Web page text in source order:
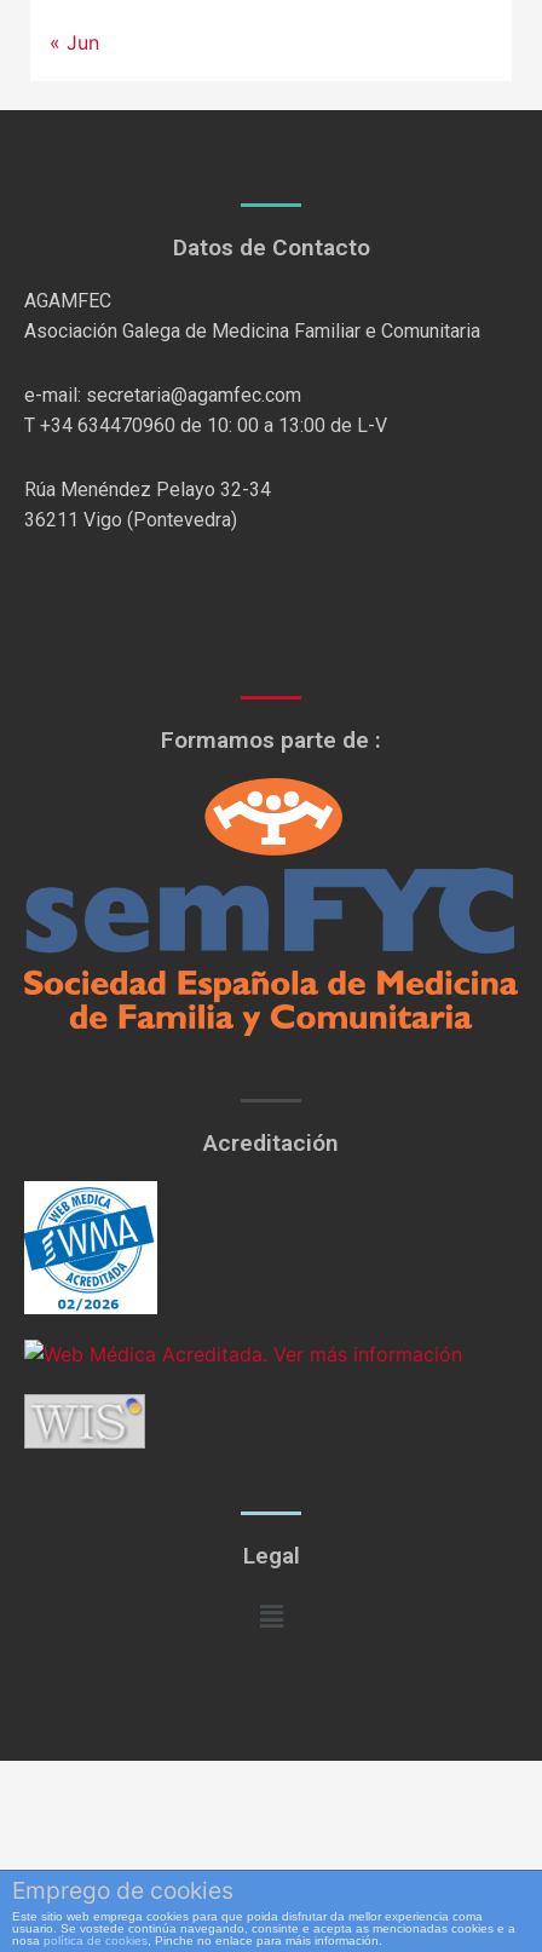
« Jun
Datos de Contacto
AGAMFEC
Asociación Galega de Medicina Familiar e Comunitaria
e-mail: secretaria@agamfec.com
T +34 634470960 de 10: 00 a 13:00 de L-V
Rúa Menéndez Pelayo 32-34
36211 Vigo (Pontevedra)
Formamos parte de :
Acreditación
Legal
Menú
Emprego de cookies
Este sitio web emprega cookies para que poida disfrutar da mellor experiencia coma
usuario. Se vostede continúa navegando, consinte e acepta as mencionadas cookies e a
nosa política de cookies , Pinche no enlace para máis información.